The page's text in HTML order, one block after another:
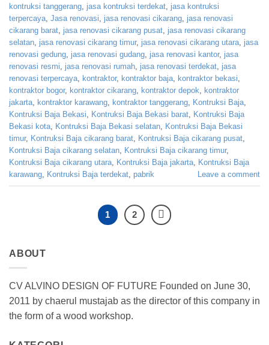
kontruksi tanggerang, jasa kontruksi terdekat, jasa kontruksi
terpercaya, Jasa renovasi, jasa renovasi cikarang, jasa renovasi
cikarang barat, jasa renovasi cikarang pusat, jasa renovasi cikarang
selatan, jasa renovasi cikarang timur, jasa renovasi cikarang utara, jasa
renovasi gedung, jasa renovasi gudang, jasa renovasi kantor, jasa
renovasi resmi, jasa renovasi rumah, jasa renovasi terdekat, jasa
renovasi terpercaya, kontraktor, kontraktor baja, kontraktor bekasi,
kontraktor bogor, kontraktor cikarang, kontraktor depok, kontraktor
jakarta, kontraktor karawang, kontraktor tanggerang, Kontruksi Baja,
Kontruksi Baja Bekasi, Kontruksi Baja Bekasi barat, Kontruksi Baja
Bekasi kota, Kontruksi Baja Bekasi selatan, Kontruksi Baja Bekasi
timur, Kontruksi Baja cikarang barat, Kontruksi Baja cikarang pusat,
Kontruksi Baja cikarang selatan, Kontruksi Baja cikarang timur,
Kontruksi Baja cikarang utara, Kontruksi Baja jakarta, Kontruksi Baja
karawang, Kontruksi Baja terdekat, pabrik Leave a comment
1 2
ABOUT
CV ALVINO DESIGN OF FUTURE Founded on June 30,
2011 by chaerul mustajab as the director of this company in
the form of a wood workshop.